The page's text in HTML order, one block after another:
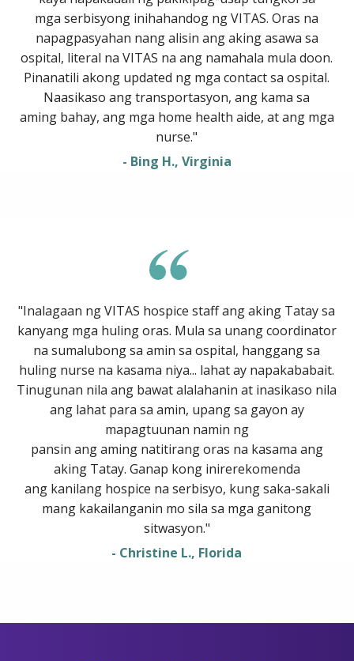
mga serbisyong inihahandog ng VITAS. Oras na
napagpasyahan nang alisin ang aking asawa sa
ospital, literal na VITAS na ang namahala mula doon.
Pinanatili akong updated ng mga contact sa ospital.
Naasikaso ang transportasyon, ang kama sa
aming bahay, ang mga home health aide, at ang mga
nurse."
- Bing H., Virginia
"Inalagaan ng VITAS hospice staff ang aking Tatay sa
kanyang mga huling oras. Mula sa unang coordinator
na sumalubong sa amin sa ospital, hanggang sa
huling nurse na kasama niya... lahat ay napakababait.
Tinugunan nila ang bawat alalahanin at inasikaso nila
ang lahat para sa amin, upang sa gayon ay
mapagtuunan namin ng
pansin ang aming natitirang oras na kasama ang
aking Tatay. Ganap kong inirerekomenda
ang kanilang hospice na serbisyo, kung saka-sakali
mang kakailanganin mo sila sa mga ganitong
sitwasyon."
- Christine L., Florida